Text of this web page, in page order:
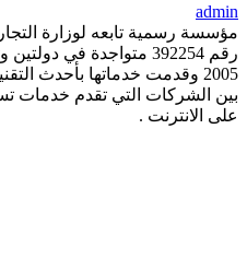
admin
مؤسسة رسمية تابعه لوزارة
رقم 392254 متواجدة في
2005 وقدمت خدماتها بأحدث
بين الشركات التي تقدم خدمات
على الانترنت .